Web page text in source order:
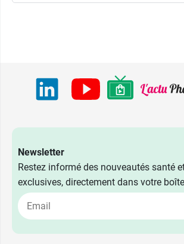
Newsletter
Restez informé des nouveautés santé
exclusives, directement dans votre